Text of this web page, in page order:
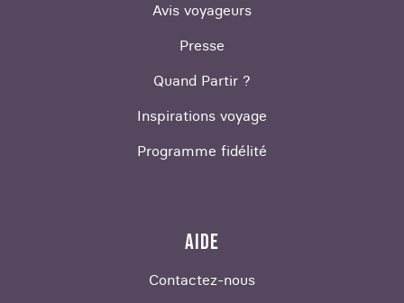
Avis voyageurs
Presse
Quand Partir ?
Inspirations voyage
Programme fidélité
AIDE
Contactez-nous